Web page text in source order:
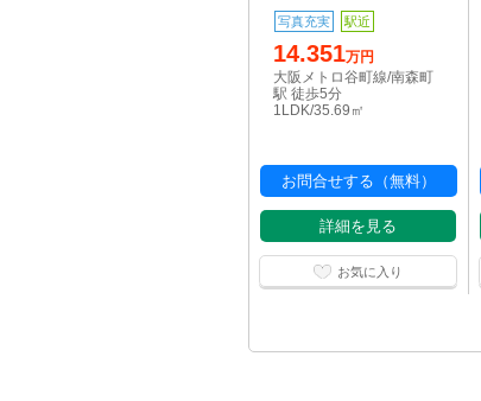
写真充実 駅近
14.351万円
大阪メトロ谷町線/南森町
駅 徒歩5分
1LDK/35.69㎡
お問合せする（無料）
詳細を見る
お気に入り